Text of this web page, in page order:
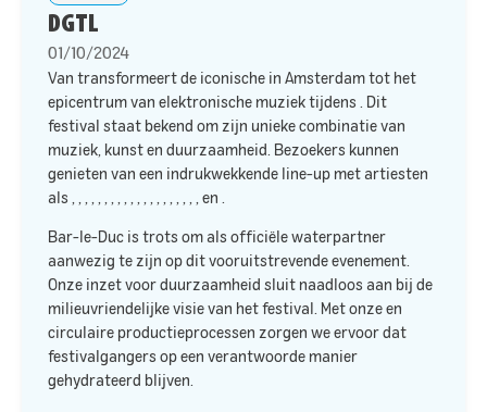
DGTL
01/10/2024
Van transformeert de iconische in Amsterdam tot het
epicentrum van elektronische muziek tijdens . Dit
festival staat bekend om zijn unieke combinatie van
muziek, kunst en duurzaamheid. Bezoekers kunnen
genieten van een indrukwekkende line-up met artiesten
als , , , , , , , , , , , , , , , , , , , , en .
Bar-le-Duc is trots om als officiële waterpartner
aanwezig te zijn op dit vooruitstrevende evenement.
Onze inzet voor duurzaamheid sluit naadloos aan bij de
milieuvriendelijke visie van het festival. Met onze en
circulaire productieprocessen zorgen we ervoor dat
festivalgangers op een verantwoorde manier
gehydrateerd blijven.​